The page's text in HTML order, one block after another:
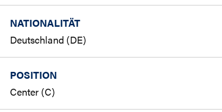
NATIONALITÄT
Deutschland (DE)
POSITION
Center (C)